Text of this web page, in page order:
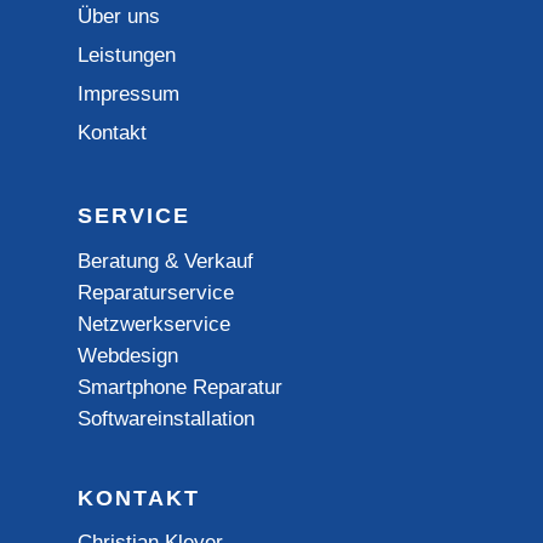
Über uns
Leistungen
Impressum
Kontakt
SERVICE
Beratung & Verkauf
Reparaturservice
Netzwerkservice
Webdesign
Smartphone Reparatur
Softwareinstallation
KONTAKT